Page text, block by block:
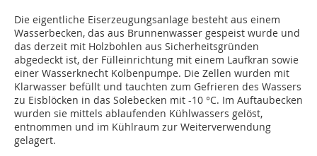
Die eigentliche Eiserzeugungsanlage besteht aus einem
Wasserbecken, das aus Brunnenwasser gespeist wurde und
das derzeit mit Holzbohlen aus Sicherheitsgründen
abgedeckt ist, der Fülleinrichtung mit einem Laufkran sowie
einer Wasserknecht Kolbenpumpe. Die Zellen wurden mit
Klarwasser befüllt und tauchten zum Gefrieren des Wassers
zu Eisblöcken in das Solebecken mit -10 °C. Im Auftaubecken
wurden sie mittels ablaufenden Kühlwassers gelöst,
entnommen und im Kühlraum zur Weiterverwendung
gelagert.